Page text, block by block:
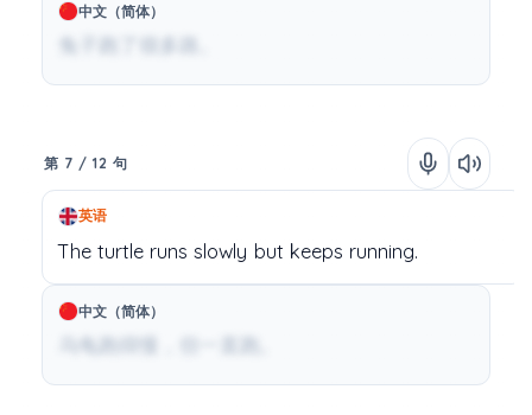
中文（简体）
兔子跑了很多路。
第 7 / 12 句
英语
The turtle runs slowly but keeps running.
中文（简体）